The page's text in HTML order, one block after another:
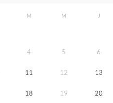
M M J
4 5 6
11 12 13
18 19 20